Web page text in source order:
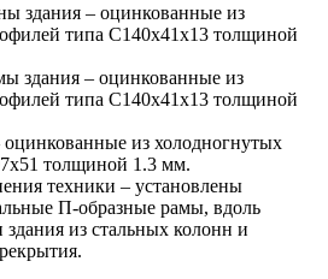
здания – оцинкованные из
типа С140х41х13 толщиной
здания – оцинкованные из
типа С140х41х13 толщиной
из холодногнутых
толщиной 1.3 мм.
техники – установлены
П-образные рамы, вдоль
из стальных колонн и